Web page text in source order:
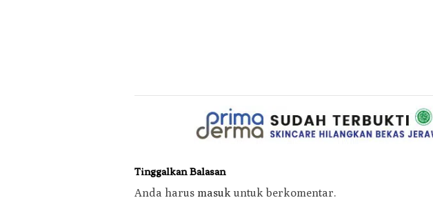
Tinggalkan Balasan
Anda harus masuk untuk berkomentar.